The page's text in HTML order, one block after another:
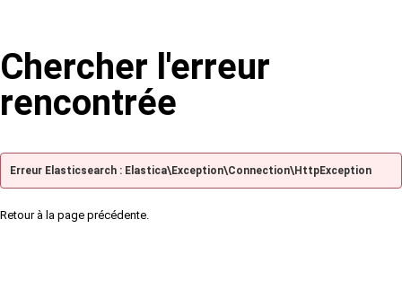
Chercher l'erreur
rencontrée
Erreur Elasticsearch : Elastica\Exception\Connection\HttpException
Retour à la page précédente.